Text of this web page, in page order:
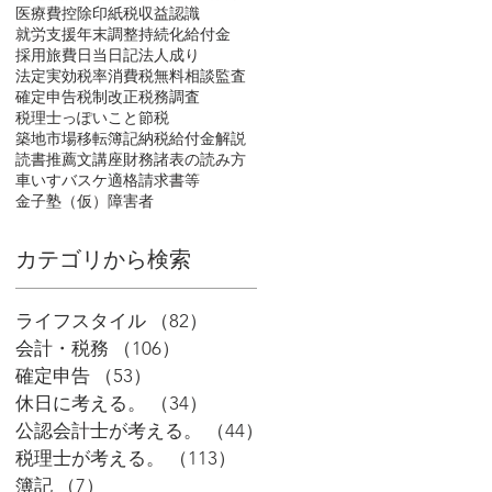
医療費控除印紙税収益認識
就労支援年末調整持続化給付金
採用旅費日当 日記法人成り
法定実効税率消費税無料相談監査
確定申告税制改正税務調査
税理士っぽいこと節税
築地市場移転簿記納税給付金解説
読書推薦文講座財務諸表の読み方
車いすバスケ適格請求書等
金子塾（仮） 障害者
​カテゴリから検索
ライフスタイル （82）
会計・税務
（106）
確定申告
（53）
休日に考える。
（34）
公認会計士が考える。
（44）
税理士が考える。
（113）
簿記
（7）